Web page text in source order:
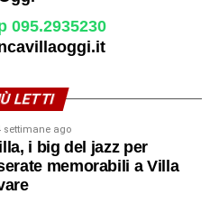
095.2935230
LETTI
settimane ago
i big del jazz per
memorabili a Villa